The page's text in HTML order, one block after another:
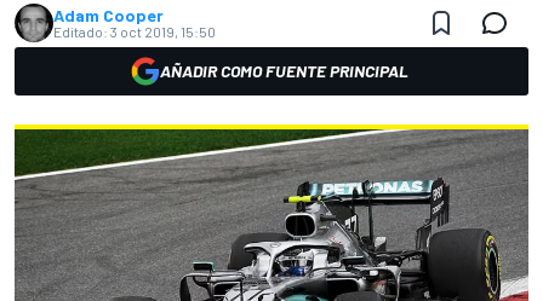
Adam Cooper
Editado: 3 oct 2019, 15:50
AÑADIR COMO FUENTE PRINCIPAL